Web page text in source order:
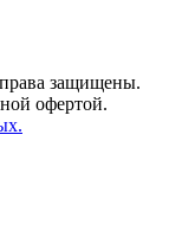
защищены.
офертой.